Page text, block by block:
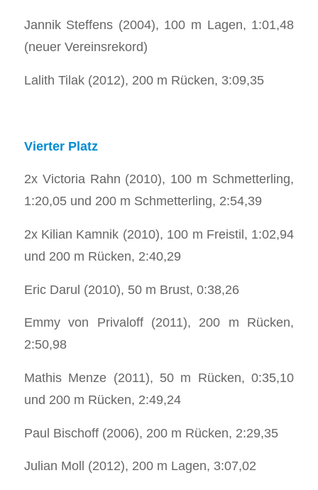
Jannik Steffens (2004), 100 m Lagen, 1:01,48
(neuer Vereinsrekord)
Lalith Tilak (2012), 200 m Rücken, 3:09,35
Vierter Platz
2x Victoria Rahn (2010), 100 m Schmetterling,
1:20,05 und 200 m Schmetterling, 2:54,39
2x Kilian Kamnik (2010), 100 m Freistil, 1:02,94
und 200 m Rücken, 2:40,29
Eric Darul (2010), 50 m Brust, 0:38,26
Emmy von Privaloff (2011), 200 m Rücken,
2:50,98
Mathis Menze (2011), 50 m Rücken, 0:35,10
und 200 m Rücken, 2:49,24
Paul Bischoff (2006), 200 m Rücken, 2:29,35
Julian Moll (2012), 200 m Lagen, 3:07,02